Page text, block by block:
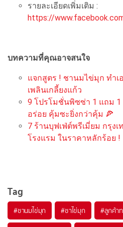
รายละเอียดเพิ่มเติม :
https://
บทความที่คุณอาจสนใจ
แจกสูตร ! ชานมไข่มุก ทำเ
เพลินเกลี้ยงแก้ว
9 โปรโมชั่นพิซซ่า 1 แถม 1
อร่อย คุ้มซะยิ่งกว่าคุ้ม 🍕
7 ร้านบุฟเฟ่ต์พรีเมี่ยม กรุง
โรงแรม ในราคาหลักร้อย !
Tag
#ชานมไข่มุก #ชาไข่มุก #ลูกค้า